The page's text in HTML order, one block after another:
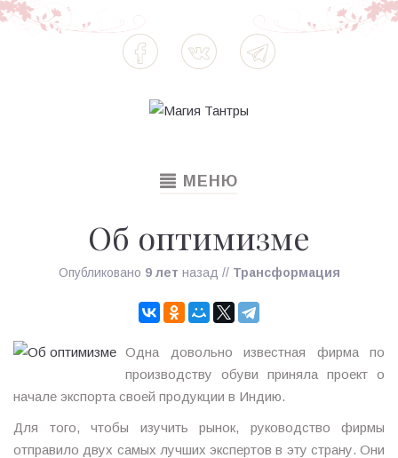
TOGGLE
МЕНЮ
Об оптимизме
Опубликовано 9 лет назад // Трансформация
Одна довольно известная фирма по
производству обуви приняла проект о
начале экспорта своей продукции в Индию.
Для того, чтобы изучить рынок, руководство фирмы
отправило двух самых лучших экспертов в эту страну. Они